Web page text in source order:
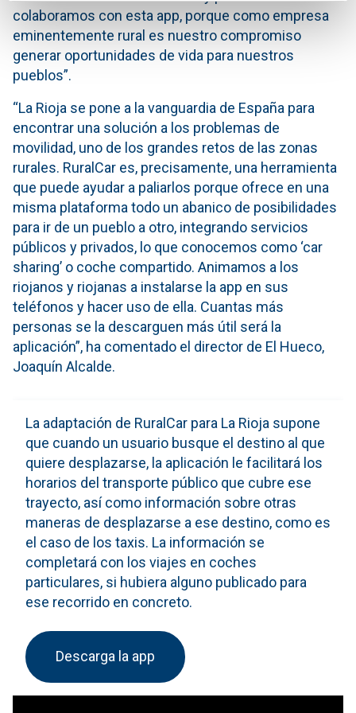
colaboramos con esta app, porque como empresa
eminentemente rural es nuestro compromiso
generar oportunidades de vida para nuestros
pueblos”.
“La Rioja se pone a la vanguardia de España para
encontrar una solución a los problemas de
movilidad, uno de los grandes retos de las zonas
rurales. RuralCar es, precisamente, una herramienta
que puede ayudar a paliarlos porque ofrece en una
misma plataforma todo un abanico de posibilidades
para ir de un pueblo a otro, integrando servicios
públicos y privados, lo que conocemos como ‘car
sharing’ o coche compartido. Animamos a los
riojanos y riojanas a instalarse la app en sus
teléfonos y hacer uso de ella. Cuantas más
personas se la descarguen más útil será la
aplicación”, ha comentado el director de El Hueco,
Joaquín Alcalde.
La adaptación de RuralCar para La Rioja supone
que cuando un usuario busque el destino al que
quiere desplazarse, la aplicación le facilitará los
horarios del transporte público que cubre ese
trayecto, así como información sobre otras
maneras de desplazarse a ese destino, como es
el caso de los taxis. La información se
completará con los viajes en coches
particulares, si hubiera alguno publicado para
ese recorrido en concreto.
Descarga la app